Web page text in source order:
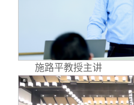
校友视界
理事会名单
制度法规
联系我们
施路平教授主讲